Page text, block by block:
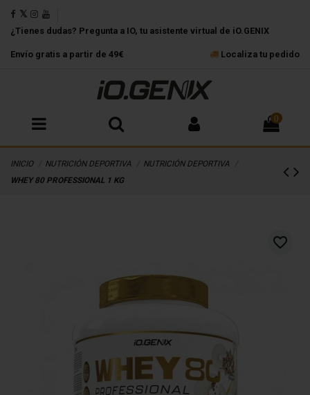
¿Tienes dudas? Pregunta a IO, tu asistente virtual de iO.GENIX
Envío gratis a partir de 49€ Localiza tu pedido
0
INICIO NUTRICIÓN DEPORTIVA
NUTRICIÓN DEPORTIVA
WHEY 80 PROFESSIONAL 1 KG
favorite_border